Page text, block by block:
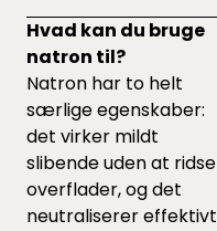
Hvad kan du bruge
natron til?
Natron har to helt
særlige egenskaber:
det virker mildt
slibende uden at ridse
overflader, og det
neutraliserer effektivt